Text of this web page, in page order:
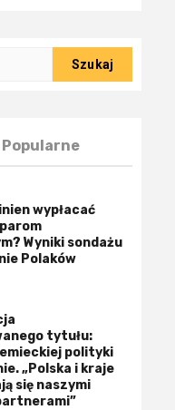
Popularne
wypłacać
Wyniki sondażu
Polaków
tytułu:
polityki
„Polska i kraje
się naszymi